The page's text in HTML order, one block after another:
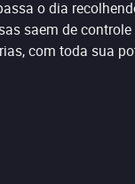
o dia
saem de
com toda sua